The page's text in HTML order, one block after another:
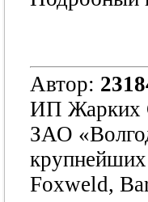
Автор:
ИП Жарких
ЗАО
крупнейших
Foxweld,